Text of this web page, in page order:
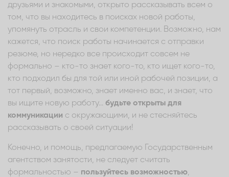
друзьями и знакомыми, открыто рассказывать всем о
том, что вы находитесь в поисках новой работы,
упомянуть отрасль и свои компетенции. Возможно, нам
кажется, что поиск работы начинается с отправки
резюме, но нередко все происходит совсем не
формально – кто-то знает кого-то, кто ищет кого-то,
кто подходил бы для той или иной рабочей позиции, а
тот первый, возможно, знает именно вас, и знает, что
вы ищите новую работу... будьте открыты для
коммуникации с окружающими, и не стесняйтесь
рассказывать о своей ситуации!
Конечно, и помощь, предлагаемую Государственным
агентством занятости, не следует считать
формальностью – пользуйтесь возможностью,